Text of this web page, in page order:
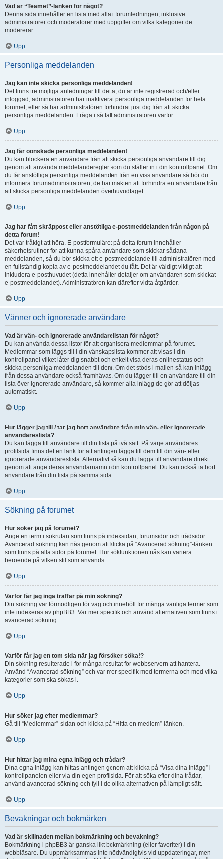
Vad är “Teamet”-länken för något?
Denna sida innehåller en lista med alla i forumledningen, inklusive
administratörer och moderatorer med uppgifter om vilka kategorier de
modererar.
Upp
Personliga meddelanden
Jag kan inte skicka personliga meddelanden!
Det finns tre möjliga anledningar till detta; du är inte registrerad och/eller
inloggad, administratören har inaktiverat personliga meddelanden för hela
forumet, eller så har administratören förhindrat just dig från att skicka
personliga meddelanden. Fråga i så fall administratören varför.
Upp
Jag får oönskade personliga meddelanden!
Du kan blockera en användare från att skicka personliga användare till dig
genom att använda meddelanderegler som du ställer in i din kontrollpanel. Om
du får anstötliga personliga meddelanden från en viss användare så bör du
informera forumadministratören, de har makten att förhindra en användare från
att skicka personliga meddelanden överhuvudtaget.
Upp
Jag har fått skräppost eller anstötliga e-postmeddelanden från någon på
detta forum!
Det var tråkigt att höra. E-postformuläret på detta forum innehåller
säkerhetsrutiner för att kunna spåra användare som skickar sådana
meddelanden, så du bör skicka ett e-postmeddelande till administratören med
en fullständig kopia av e-postmeddelandet du fått. Det är väldigt viktigt att
inkludera e-posthuvudet (detta innehåller detaljer om användaren som skickat
e-postmeddelandet). Administratören kan därefter vidta åtgärder.
Upp
Vänner och ignorerade användare
Vad är vän- och ignorerade användarelistan för något?
Du kan använda dessa listor för att organisera medlemmar på forumet.
Medlemmar som läggs till i din vänskapslista kommer att visas i din
kontrollpanel vilket låter dig snabbt och enkelt visa deras onlinestatus och
skicka personliga meddelanden till dem. Om det stöds i mallen så kan inlägg
från dessa användare också framhävas. Om du lägger till en användare till din
lista över ignorerade användare, så kommer alla inlägg de gör att döljas
automatiskt.
Upp
Hur lägger jag till / tar jag bort användare från min vän- eller ignorerade
användareslista?
Du kan lägga till användare till din lista på två sätt. På varje användares
profilsida finns det en länk för att antingen lägga till dem till din vän- eller
ignorerade användareslista. Alternativt så kan du lägga till användare direkt
genom att ange deras användarnamn i din kontrollpanel. Du kan också ta bort
användare från din lista på samma sida.
Upp
Sökning på forumet
Hur söker jag på forumet?
Ange en term i sökrutan som finns på indexsidan, forumsidor och trådsidor.
Avancerad sökning kan nås genom att klicka på “Avancerad sökning”-länken
som finns på alla sidor på forumet. Hur sökfunktionen nås kan variera
beroende på vilken stil som används.
Upp
Varför får jag inga träffar på min sökning?
Din sökning var förmodligen för vag och innehöll för många vanliga termer som
inte indexeras av phpBB3. Var mer specifik och använd alternativen som finns i
avancerad sökning.
Upp
Varför får jag en tom sida när jag försöker söka!?
Din sökning resulterade i för många resultat för webbservern att hantera.
Använd “Avancerad sökning” och var mer specifik med termerna och med vilka
kategorier som ska sökas i.
Upp
Hur söker jag efter medlemmar?
Gå till “Medlemmar”-sidan och klicka på “Hitta en medlem”-länken.
Upp
Hur hittar jag mina egna inlägg och trådar?
Dina egna inlägg kan hittas antingen genom att klicka på “Visa dina inlägg” i
kontrollpanelen eller via din egen profilsida. För att söka efter dina trådar,
använd avancerad sökning och fyll i de olika alternativen på lämpligt sätt.
Upp
Bevakningar och bokmärken
Vad är skillnaden mellan bokmärkning och bevakning?
Bokmärkning i phpBB3 är ganska likt bokmärkning (eller favoriter) i din
webbläsare. Du uppmärksammas inte nödvändigtvis vid uppdateringar, men